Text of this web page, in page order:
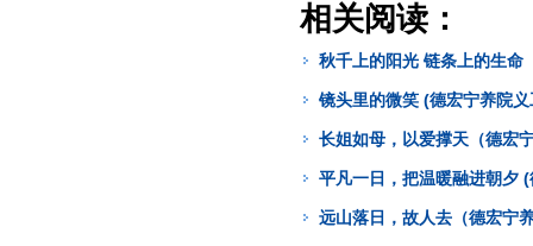
相关阅读：
秋千上的阳光 链条上的生命
镜头里的微笑 (德宏宁养院
长姐如母，以爱撑天（德宏
平凡一日，把温暖融进朝夕
远山落日，故人去（德宏宁